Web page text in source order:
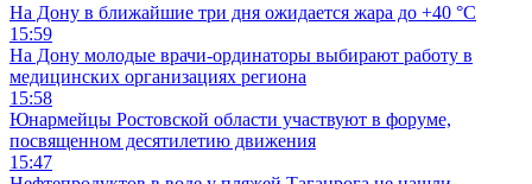
На Дону в ближайшие три дня ожидается жара до +40 °C
15:59
На Дону молодые врачи-ординаторы выбирают работу в
медицинских организациях региона
15:58
Юнармейцы Ростовской области участвуют в форуме,
посвященном десятилетию движения
15:47